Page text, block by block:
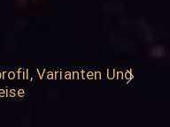
Varianten Und